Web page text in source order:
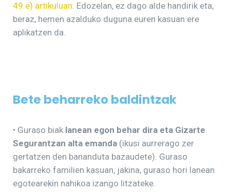
49.e) artikuluan. Edozelan, ez dago alde handirik eta,
beraz, hemen azalduko duguna euren kasuan ere
aplikatzen da.
Bete beharreko baldintzak
• Guraso biak lanean egon behar dira eta Gizarte
Segurantzan alta emanda (ikusi aurrerago zer
gertatzen den bananduta bazaudete). Guraso
bakarreko familien kasuan, jakina, guraso hori lanean
egotearekin nahikoa izango litzateke.